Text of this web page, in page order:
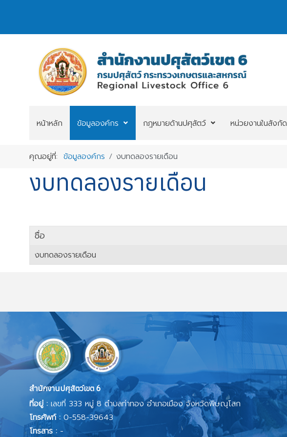
หน้าหลัก ข้อมูลองค์กร กฎหมายด้านปศุสัตว์ หน่วยงานในสังกัด
คุณอยู่ที่:ข้อมูลองค์กร งบทดลองรายเดือน
งบทดลองรายเดือน
ชื่อ
งบทดลองรายเดือน
สำนักงานปศุสัตว์เขต 6
ที่อยู่ :เลขที่ 333 หมู่ 8 ตำบลท่าทอง อำเภอเมือง จังหวัดพิษณุโลก
โทรศัพท์ :0-558-39643
โทรสาร : -